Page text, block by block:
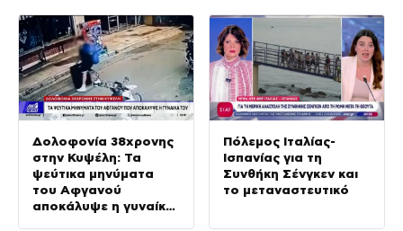
Δολοφονία 38χρονης
στην Κυψέλη: Τα
ψεύτικα μηνύματα
του Αφγανού
αποκάλυψε η γυναίκα
Πόλεμος Ιταλίας-
Ισπανίας για τη
Συνθήκη Σένγκεν και
το μεταναστευτικό